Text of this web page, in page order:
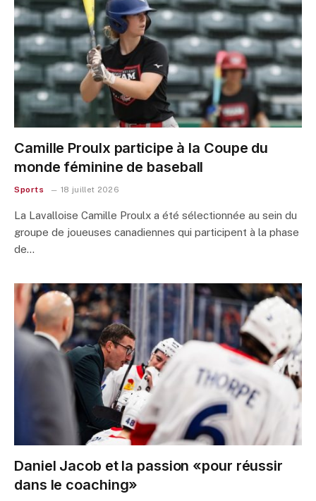
Camille Proulx participe à la Coupe du
monde féminine de baseball
Sports 18 juillet 2026
La Lavalloise Camille Proulx a été sélectionnée au sein du
groupe de joueuses canadiennes qui participent à la phase
de…
Daniel Jacob et la passion «pour réussir
dans le coaching»